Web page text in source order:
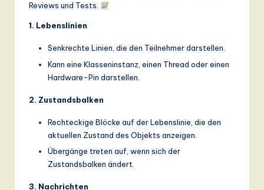
Reviews und Tests.
1. Lebenslinien
Senkrechte Linien, die den Teilnehmer darstellen.
Kann eine Klasseninstanz, einen Thread oder einen
Hardware-Pin darstellen.
2. Zustandsbalken
Rechteckige Blöcke auf der Lebenslinie, die den
aktuellen Zustand des Objekts anzeigen.
Übergänge treten auf, wenn sich der
Zustandsbalken ändert.
3. Nachrichten